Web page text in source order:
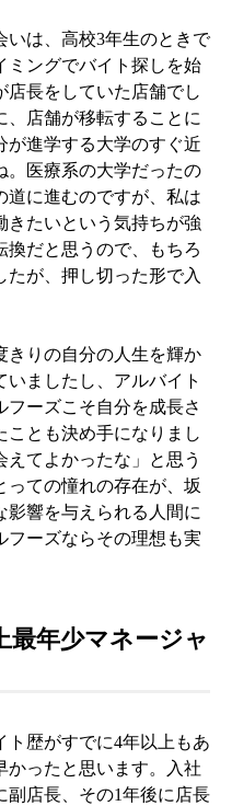
いは、高校3年生のときで
ミングでバイト探しを始
店長をしていた店舗でし
、店舗が移転することに
が進学する大学のすぐ近
。医療系の大学だったの
道に進むのですが、私は
きたいという気持ちが強
だと思うので、もちろ
たが、押し切った形で入
きりの自分の人生を輝か
ましたし、アルバイト
フーズこそ自分を成長さ
ことも決め手になりまし
てよかったな」と思う
っての憧れの存在が、坂
影響を与えられる人間に
フーズならその理想も実
年少マネージャ
ト歴がすでに4年以上もあ
かったと思います。入社
副店長、その1年後に店長